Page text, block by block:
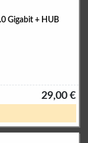
Gigabit + HUB
29,00 €